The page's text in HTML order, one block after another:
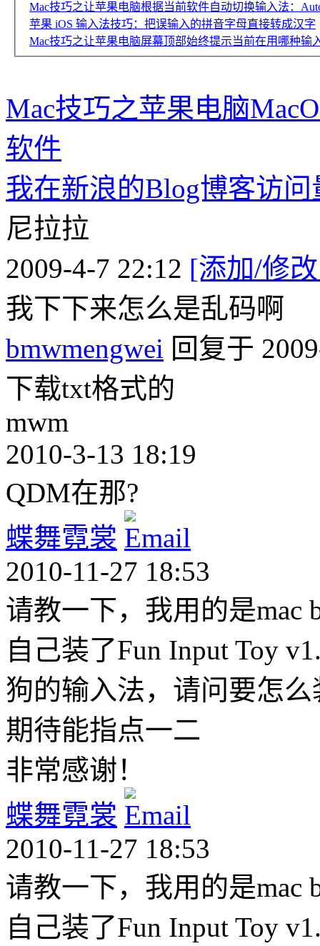
Mac技巧之让苹果电脑根据当前软件自动切换输入法：
苹果 iOS 输入法技巧：把误输入的拼音字母直接转成汉字
Mac技巧之让苹果电脑屏幕顶部始终提示当前在用哪种输
Mac技巧之苹果电脑
软件
我在新浪的Blog博客访
尼拉拉
2009-4-7 22:12 [添加/修
我下下来怎么是乱码啊
bmwmengwei 回复于
下载txt格式的
mwm
2010-3-13 18:19
QDM在那?
蝶舞霓裳
2010-11-27 18:53
请教一下，我用的是mac
自己装了Fun Input Toy
狗的输入法，请问要怎么
期待能指点一二
非常感谢！
蝶舞霓裳
2010-11-27 18:53
请教一下，我用的是mac
自己装了Fun Input Toy